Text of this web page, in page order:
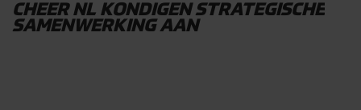
CHEER NL KONDIGEN STRATEGISCHE
SAMENWERKING AAN